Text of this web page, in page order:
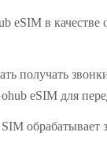
eSIM в
получать
eSIM для
обрабатывает